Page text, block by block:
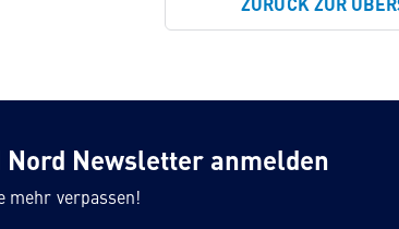
Nord Newsletter anmelden
mehr verpassen!